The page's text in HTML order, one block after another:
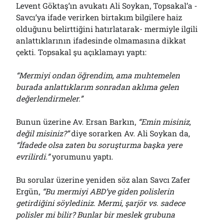
Levent Göktaş’ın avukatı Ali Soykan, Topsakal’a -
Savcı’ya ifade verirken birtakım bilgilere haiz
olduğunu belirttiğini hatırlatarak- mermiyle ilgili
anlattıklarının ifadesinde olmamasına dikkat
çekti. Topsakal şu açıklamayı yaptı:
“Mermiyi ondan öğrendim, ama muhtemelen
burada anlattıklarım sonradan aklıma gelen
değerlendirmeler.”
Bunun üzerine Av. Ersan Barkın, “Emin misiniz,
değil misiniz?”diye sorarken Av. Ali Soykan da,
“İfadede olsa zaten bu soruşturma başka yere
evrilirdi.”yorumunu yaptı.
Bu sorular üzerine yeniden söz alan Savcı Zafer
Ergün, “Bu mermiyi ABD’ye giden polislerin
getirdiğini söylediniz. Mermi, şarjör vs. sadece
polisler mi bilir? Bunlar bir meslek grubuna